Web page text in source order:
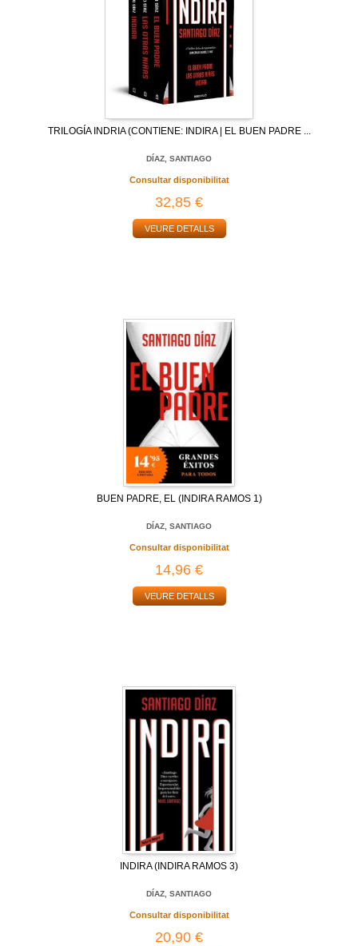
TRILOGÍA INDRIA (CONTIENE: INDIRA | EL BUEN PADRE ...
DÍAZ, SANTIAGO
Consultar disponibilitat
32,85 €
VEURE DETALLS
BUEN PADRE, EL (INDIRA RAMOS 1)
DÍAZ, SANTIAGO
Consultar disponibilitat
14,96 €
VEURE DETALLS
INDIRA (INDIRA RAMOS 3)
DÍAZ, SANTIAGO
Consultar disponibilitat
20,90 €